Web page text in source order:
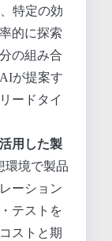
特定の効
的に探索
の組み合
が提案す
ードタイ
用した製
環境で製品
ーション
テストを
ストと期